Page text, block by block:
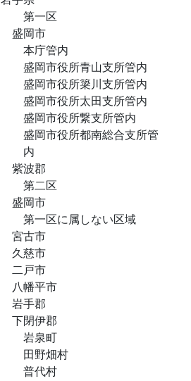
第一区
盛岡市
本庁管内
盛岡市役所青山支所管内
盛岡市役所簗川支所管内
盛岡市役所太田支所管内
盛岡市役所繋支所管内
盛岡市役所都南総合支所管
内
紫波郡
第二区
盛岡市
第一区に属しない区域
宮古市
久慈市
二戸市
八幡平市
岩手郡
下閉伊郡
岩泉町
田野畑村
普代村